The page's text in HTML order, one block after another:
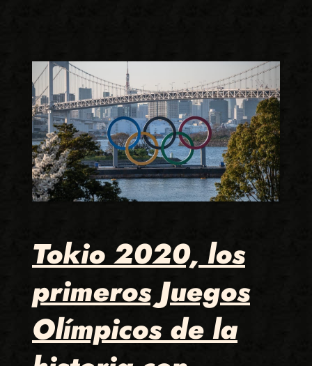
Tokio 2020, los
primeros Juegos
Olímpicos de la